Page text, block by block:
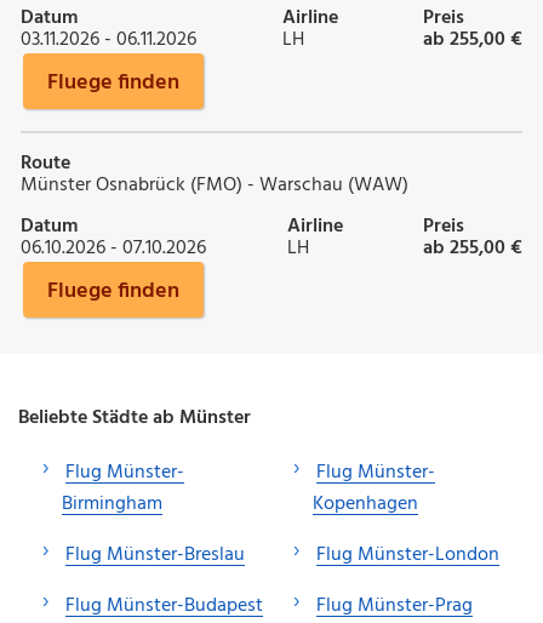
Datum
03.11.2026 - 06.11.2026
Airline
LH
Preis
ab 255,00 €
Fluege finden
Route
Münster Osnabrück (FMO) - Warschau (WAW)
Datum
06.10.2026 - 07.10.2026
Airline
LH
Preis
ab 255,00 €
Fluege finden
Beliebte Städte ab Münster
Flug Münster-
Birmingham
Flug Münster-Breslau
Flug Münster-Budapest
Flug Münster-
Kopenhagen
Flug Münster-London
Flug Münster-Prag